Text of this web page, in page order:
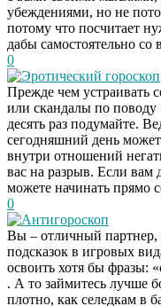
убеждениями, но не
потому что посчитает
дабы самостоятельно со
0
Эротический гороскоп
Прежде чем устраивать
или скандалы по
десять раз подумайте.
сегодняшний день
внутри отношений
вас на разрыв. Если вам
можете начинать прямо
0
Антигороскоп
Вы – отличный партнер,
подсказок в игровых
освоить хотя бы фразы:
. А то займитесь лучше
плотно, как селедкам в